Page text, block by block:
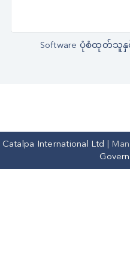
Software ပုံစံထုတ်
Catalpa International Ltd |